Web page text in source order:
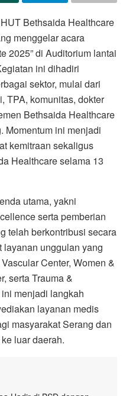
Bethsaida Healthcare
menggelar acara
2025” di Auditorium lantai
ini dihadiri
sektor, mulai dari
TPA, komunitas, dokter
Bethsaida Healthcare
Momentum ini menjadi
kemitraan sekaligus
Healthcare selama 13
utama, yakni
serta pemberian
telah berkontribusi secara
layanan unggulan yang
Center, Women &
serta Trauma &
menjadi langkah
layanan medis
masyarakat Serang dan
luar daerah.